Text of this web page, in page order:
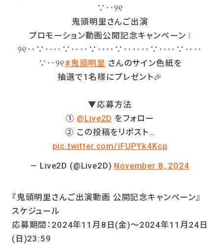
∵‥୨୧
鬼頭明里さんご出演
プロモーション動画公開記念キャンペーン ❕
୨୧‥∵‥‥∵‥‥∵‥‥∵‥‥‥∵‥‥∵‥‥
∵‥୨୧#鬼頭明里 さんのサイン色紙を
抽選で1名様にプレゼント🎉
▼応募方法
① @Live2D をフォロー
② この投稿をリポスト…
pic.twitter.com/iFUPYk4Kcp
— Live2D (@Live2D) November 8, 2024
『鬼頭明里さんご出演動画 公開記念キャンペーン』
スケジュール
応募期間：2024年11月8日(金)～2024年11月24日
(日)23:59